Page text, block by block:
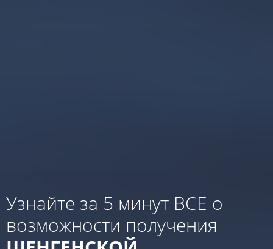
Узнайте за 5 минут ВСЕ о
возможности получения